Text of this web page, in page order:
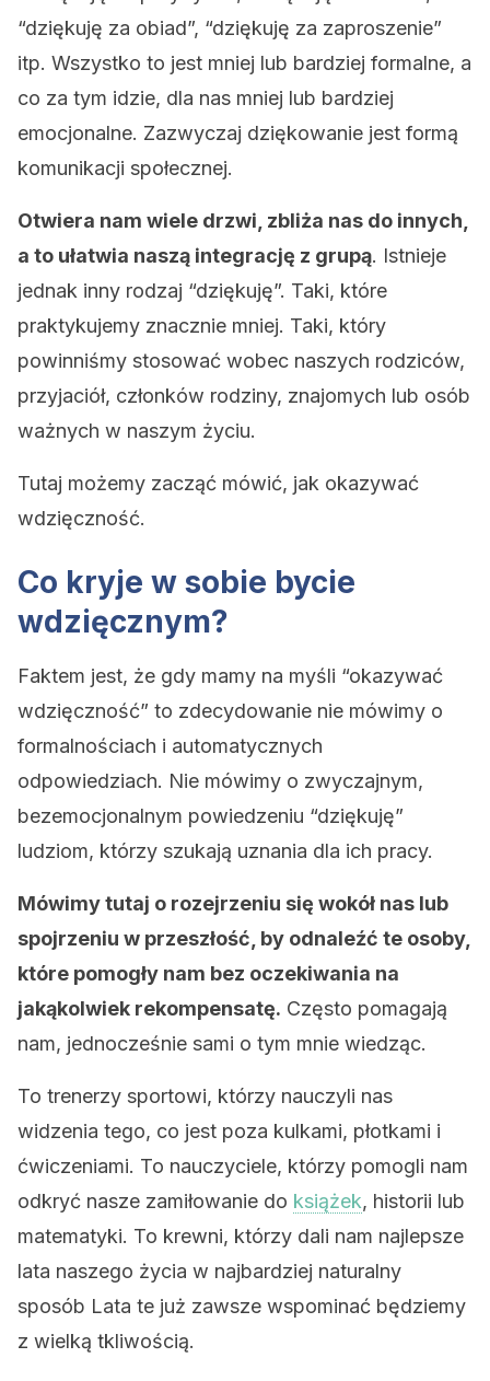
“dziękuję za obiad”, “dziękuję za zaproszenie”
itp. Wszystko to jest mniej lub bardziej formalne, a
co za tym idzie, dla nas mniej lub bardziej
emocjonalne. Zazwyczaj dziękowanie jest formą
komunikacji społecznej.
Otwiera nam wiele drzwi, zbliża nas do innych,
a to ułatwia naszą integrację z grupą. Istnieje
jednak inny rodzaj “dziękuję”. Taki, które
praktykujemy znacznie mniej. Taki, który
powinniśmy stosować wobec naszych rodziców,
przyjaciół, członków rodziny, znajomych lub osób
ważnych w naszym życiu.
Tutaj możemy zacząć mówić, jak okazywać
wdzięczność.
Co kryje w sobie bycie
wdzięcznym?
Faktem jest, że gdy mamy na myśli “okazywać
wdzięczność” to zdecydowanie nie mówimy o
formalnościach i automatycznych
odpowiedziach. Nie mówimy o zwyczajnym,
bezemocjonalnym powiedzeniu “dziękuję”
ludziom, którzy szukają uznania dla ich pracy.
Mówimy tutaj o rozejrzeniu się wokół nas lub
spojrzeniu w przeszłość, by odnaleźć te osoby,
które pomogły nam bez oczekiwania na
jakąkolwiek rekompensatę. Często pomagają
nam, jednocześnie sami o tym mnie wiedząc.
To trenerzy sportowi, którzy nauczyli nas
widzenia tego, co jest poza kulkami, płotkami i
ćwiczeniami. To nauczyciele, którzy pomogli nam
odkryć nasze zamiłowanie do książek, historii lub
matematyki. To krewni, którzy dali nam najlepsze
lata naszego życia w najbardziej naturalny
sposób Lata te już zawsze wspominać będziemy
z wielką tkliwością.